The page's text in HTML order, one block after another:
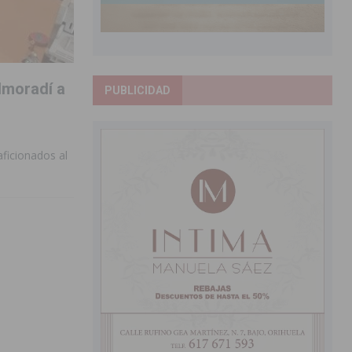
a
al
PUBLICIDAD